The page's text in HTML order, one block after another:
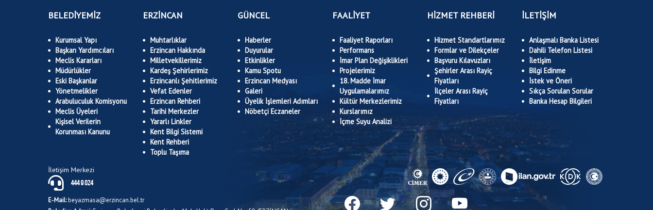
BELEDİYEMİZ
Kurumsal Yapı
Başkan Yardımcıları
Meclis Kararları
Müdürlükler
Eski Başkanlar
Yönetmelikler
Arabuluculuk Komisyonu
Meclis Üyeleri
Kişisel Verilerin
Korunması Kanunu
ERZİNCAN
Muhtarlıklar
Erzincan Hakkında
Milletvekillerimiz
Kardeş Şehirlerimiz
Erzincanlı Şehitlerimiz
Vefat Edenler
Erzincan Rehberi
Tarihi Merkezler
Yararlı Linkler
Kent Bilgi Sistemi
Kent Rehberi
Toplu Taşıma
GÜNCEL
Haberler
Duyurular
Etkinlikler
Kamu Spotu
Erzincan Medyası
Galeri
Üyelik İşlemleri Adımları
Nöbetçi Eczaneler
FAALİYET
Faaliyet Raporları
Performans
İmar Plan Değişiklikleri
Projelerimiz
18. Madde İmar
Uygulamalarımız
Kültür Merkezlerimiz
Kurslarımız
İçme Suyu Analizi
HİZMET REHBERİ
Hizmet Standartlarımız
Formlar ve Dilekçeler
Başvuru Kılavuzları
Şehirler Arası Rayiç
Fiyatları
İlçeler Arası Rayiç
Fiyatları
İLETİŞİM
Anlaşmalı Banka Listesi
Dahili Telefon Listesi
İletişim
Bilgi Edinme
İstek ve Öneri
Sıkça Sorulan Sorular
Banka Hesap Bilgileri
İletişim Merkezi
444 9 024
E-Mail:beyazmasa@erzincan.bel.tr